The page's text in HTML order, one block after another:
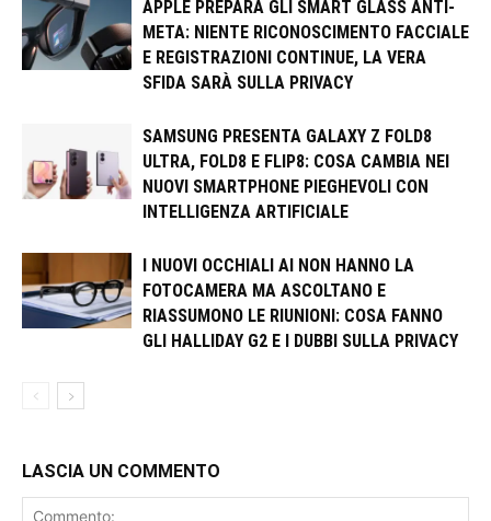
APPLE PREPARA GLI SMART GLASS ANTI-
META: NIENTE RICONOSCIMENTO FACCIALE
E REGISTRAZIONI CONTINUE, LA VERA
SFIDA SARÀ SULLA PRIVACY
SAMSUNG PRESENTA GALAXY Z FOLD8
ULTRA, FOLD8 E FLIP8: COSA CAMBIA NEI
NUOVI SMARTPHONE PIEGHEVOLI CON
INTELLIGENZA ARTIFICIALE
I NUOVI OCCHIALI AI NON HANNO LA
FOTOCAMERA MA ASCOLTANO E
RIASSUMONO LE RIUNIONI: COSA FANNO
GLI HALLIDAY G2 E I DUBBI SULLA PRIVACY
LASCIA UN COMMENTO